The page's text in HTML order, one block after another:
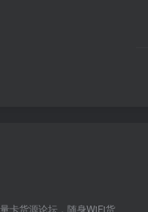
卡货源论坛，随身WiFi货